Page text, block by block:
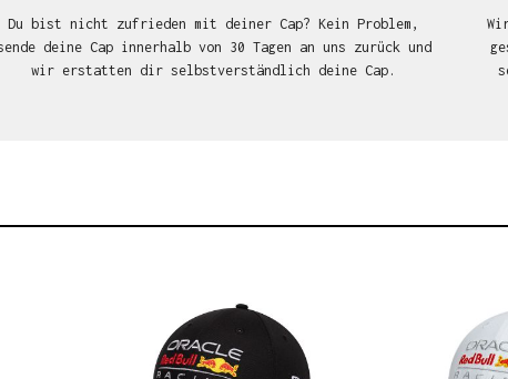
Du bist nicht zufrieden mit deiner Cap? Kein Problem,
deine Cap innerhalb von 30 Tagen an uns zurück und
wir erstatten dir selbstverständlich deine Cap.